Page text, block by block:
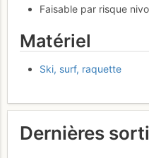
Faisable par risque
Matériel
Ski, surf, raquette
Dernières